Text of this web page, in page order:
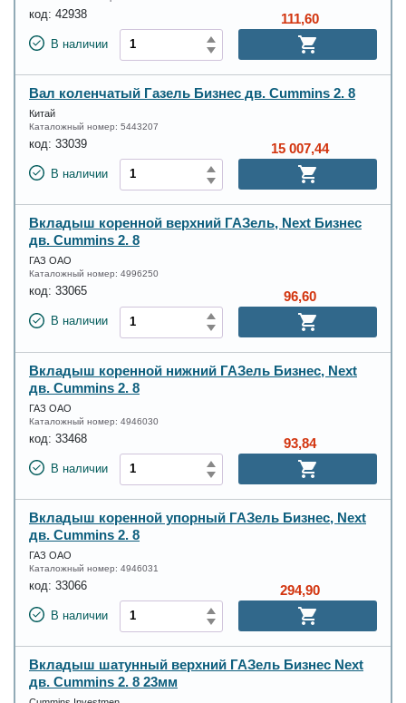
код: 42938
В наличии
111,60
Вал коленчатый Газель Бизнес дв. Cummins 2. 8
Китай
Каталожный номер: 5443207
код: 33039
В наличии
15 007,44
Вкладыш коренной верхний ГАЗель, Next Бизнес
дв. Cummins 2. 8
ГАЗ ОАО
Каталожный номер: 4996250
код: 33065
В наличии
96,60
Вкладыш коренной нижний ГАЗель Бизнес, Next
дв. Cummins 2. 8
ГАЗ ОАО
Каталожный номер: 4946030
код: 33468
В наличии
93,84
Вкладыш коренной упорный ГАЗель Бизнес, Next
дв. Cummins 2. 8
ГАЗ ОАО
Каталожный номер: 4946031
код: 33066
В наличии
294,90
Вкладыш шатунный верхний ГАЗель Бизнес Next
дв. Cummins 2. 8 23мм